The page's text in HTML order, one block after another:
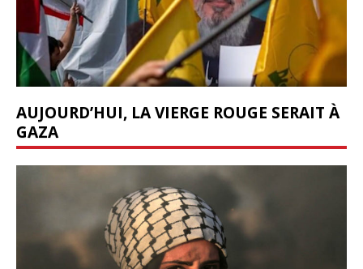
AUJOURD’HUI, LA VIERGE ROUGE SERAIT À
GAZA